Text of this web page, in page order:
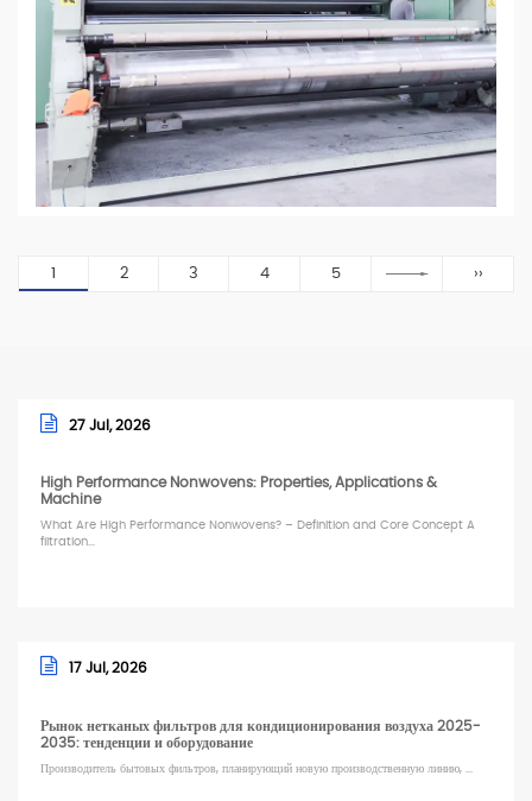
1 2 3 4 5 ››
27 Jul, 2026
High Performance Nonwovens: Properties, Applications &
Machine
What Are High Performance Nonwovens? – Definition and Core Concept A
filtration...
17 Jul, 2026
Рынок нетканых фильтров для кондиционирования воздуха 2025-
2035: тенденции и оборудование
Производитель бытовых фильтров, планирующий новую производственную линию, ...